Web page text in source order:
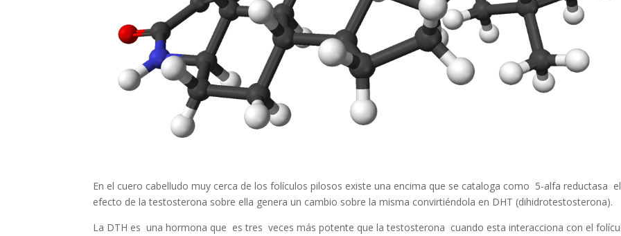
En el cuero cabelludo muy cerca de los folículos pilosos existe una encima que se cataloga como 5-alfa reductasa el
efecto de la testosterona sobre ella genera un cambio sobre la misma convirtiéndola en DHT (dihidrotestosterona).
La DTH es una hormona que es tres veces más potente que la testosterona cuando esta interacciona con el